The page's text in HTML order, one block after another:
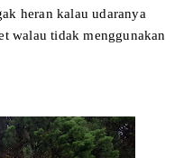
heran kalau udaranya
walau tidak menggunakan